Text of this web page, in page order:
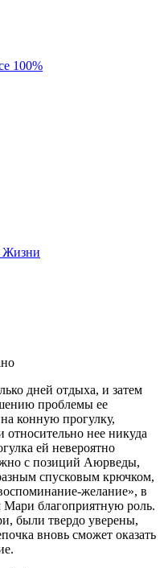
100%
Жизни
дней отдыха, и затем
проблемы ее
конную прогулку,
относительно нее никуда
ей невероятно
с позиций Аюрведы,
спусковым крючком,
желание», в
благоприятную роль.
были твердо уверены,
вновь сможет оказать